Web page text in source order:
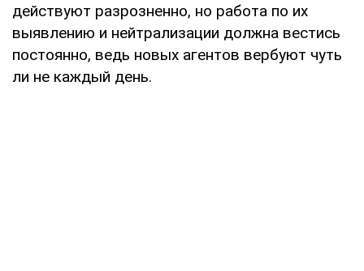
действуют разрозненно, но работа по их
выявлению и нейтрализации должна вестись
постоянно, ведь новых агентов вербуют чуть
ли не каждый день.